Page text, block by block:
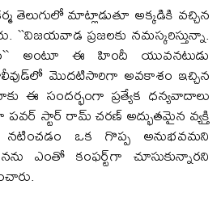
తెలుగులో మాట్లాడుతూ అక్కడికి వచ్చిన
ప్రజలకు నమస్కరిస్తున్నా.
అంటూ ఈ హిందీ యువ‌న‌టుడు
మొదటిసారిగా అవకాశం ఇచ్చిన
ఈ సందర్భంగా ప్రత్యేక ధన్యవాదాలు
స్టార్ రామ్ చరణ్ అద్భుతమైన వ్యక్తి
ఒక గొప్ప అనుభవమని
ఎంతో కంఫర్ట్‌గా చూసుకున్నారని